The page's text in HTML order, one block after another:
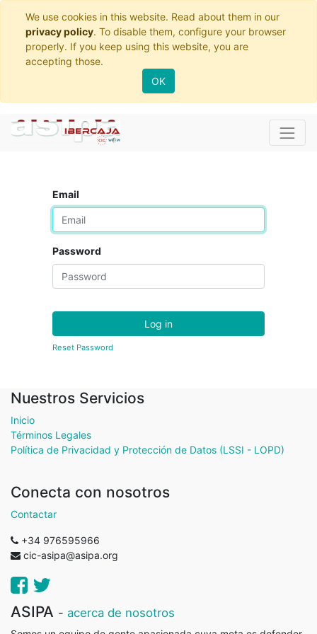
We use cookies in this website. Read about them in our
privacy policy. To disable them, configure your browser
properly. If you keep using this website, you are
accepting those.
OK
Email
Password
Log in
Reset Password
Nuestros Servicios
Inicio
Términos Legales
Política de Privacidad y Protección de Datos (LSSI - LOPD)
Conecta con nosotros
Contactar
+34 976595966
cic-asipa@asipa.org
ASIPA - acerca de nosotros